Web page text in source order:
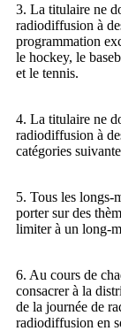
3. La titulaire ne
radiodiffusion à
programmation
le hockey, le
et le tennis.
4. La titulaire ne
radiodiffusion à
catégories
5. Tous les longs-
porter sur des
limiter à un long-
6. Au cours de
consacrer à la
de la journée de
radiodiffusion en